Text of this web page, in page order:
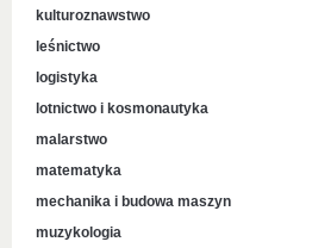
kulturoznawstwo
leśnictwo
logistyka
lotnictwo i kosmonautyka
malarstwo
matematyka
mechanika i budowa maszyn
muzykologia